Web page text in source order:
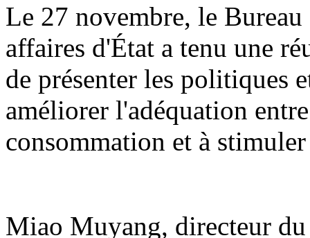
Le 27 novembre, le
affaires d'État a tenu une
de présenter les politiques
améliorer l'adéquation
consommation et à
Miao Muyang, directeur